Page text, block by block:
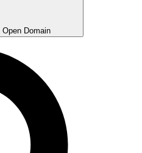
Open Domain